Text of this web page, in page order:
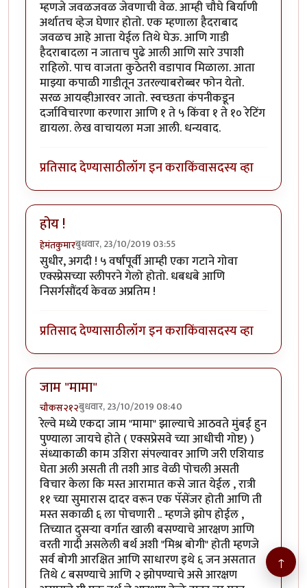
म्हणजे जवळजवळ जेवणाची वेळ. आम्ही चौघे बिर्याणी
अर्थातच व्हेज घेणार होतो. एक म्हणाला हैदराबाद
जवळच आहे आत्ता येईल तिथे घेऊ. आणि गाडी
हैदराबादला न जाताच पुढे आली आणि सारे उपाशी
राहिलो. पाच वाजता कुठेतरी वडापाव मिळाला. आता
माझ्या कपाळी गाडीतून उतरल्याबरोब्बर फोन येतो.
सरळ आयव्हीआरवर जातो. स्वच्छता कंपनीकडून
दर्जाविचारणा करणारा आणि १ ते ५ किंवा १ ते १० रेटिंग
द्यायला. लेख वाचायला मजा आली. धन्यवाद.
प्रतिसाद देण्यासाठीलॉग इन कराकिंवासदस्य व्हा
होय !
हेमंतकुमारबुधवार, 23/10/2019 03:55
सुधीर, अगदी ! ५ वर्षांपूर्वी आम्ही एका गटाने गोवा
एक्स्प्रेसच्या स्लीपरने गेलो होतो. धबधबे आणि
निसर्गसौंदर्य केवळ अप्रतिम !
प्रतिसाद देण्यासाठीलॉग इन कराकिंवासदस्य व्हा
जाम "मामा"
चौकस२१२बुधवार, 23/10/2019 08:40
रेल्वे मध्ये एकदा जाम "मामा" झाल्याचे आठवते मुंबई हुन
पुण्याला जायचे होते ( एक्सप्रेसवे च्या आधीची गोष्ट) )
संध्याकाळी काम उशिरा संपल्यावर आणि जरी एशियाड
घेता अली असती ती तशी आड वेळी पोचली असती
विचार केला कि मस्त आरामात कसे जात येईल , रात्री
११ च्या सुमारास दादर वरून एक पॅसेंजर होती आणि ती
मस्त सकाळी ६ ला पोचणारी .. म्हणजे झोप होईल ,
तिच्यात दुसऱ्या वर्गात खाली बसण्याचे आरक्षण आणि
वरती गादी असलेली बर्थ अशी "मिश्र बोगी" होती म्हणजे
सर्व बोगी आरक्षित आणि साधारण इथे ६ जन असतात
तिथे ८ बसण्याचे आणि २ झोपण्याचे असे आरक्षण
↑